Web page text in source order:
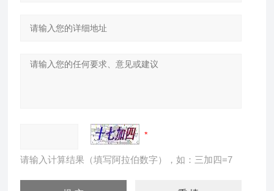
请输入计算结果（填写阿拉伯数字），如：三加四=7